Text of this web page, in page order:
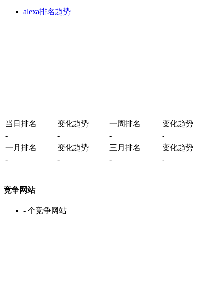
alexa排名趋势
当日排名 变化趋势 一周排名
变化趋势
-
- -
-
一月排名
变化趋势 三月排名
变化趋势
-
- - -
竞争网站
- 个竞争网站